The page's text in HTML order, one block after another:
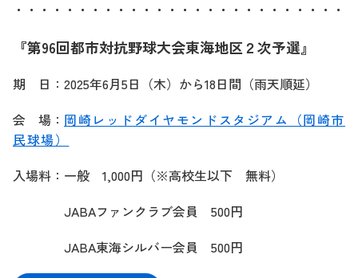
・・・・・・・・・・・・・・・・・・・・・・・・・・
『第96回都市対抗野球大会東海地区２次予選』
期 日：2025年6月5日（木）から18日間（雨天順延）
会 場： 岡崎レッドダイヤモンドスタジアム（岡崎市
民球場）
入場料：一般 1,000円（※高校生以下 無料）
JABAファンクラブ会員 500円
JABA東海シルバー会員 500円